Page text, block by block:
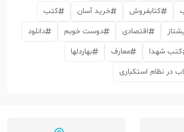
کتابفروش خرید آسان
کتب
اقتصادی دوست خوبم
دانلود
کتب شهدا معارف
بهاردلها
در نظام استکباری